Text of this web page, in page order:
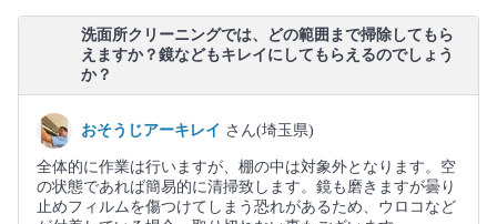
洗面所クリーニングでは、どの範囲まで掃除してもら
えますか？鏡などもキレイにしてもらえるのでしょう
か？
おそうじアーキレイ さん(埼玉県)
全体的に作業は行いますが、棚の中は対象外となります。空
の状態であれば簡易的に清掃致します。鏡も磨きますが曇り
止めフィルムを傷つけてしまう恐れがあるため、ウロコなど